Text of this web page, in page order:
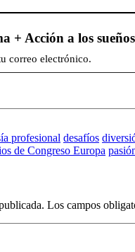
+ Acción a los
correo electrónico.
profesional desafíos
de Congreso Europa
Los campos